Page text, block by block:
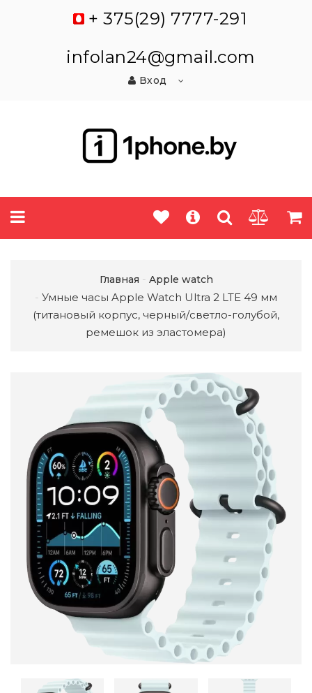
+ 375(29) 7777-291
infolan24@gmail.com
Вход
Главная Apple watch
Умные часы Apple Watch Ultra 2 LTE 49 мм
(титановый корпус, черный/светло-голубой,
ремешок из эластомера)